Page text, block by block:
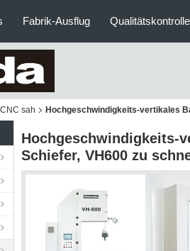
Fabrik-Ausflug Qualitätskontrolle
sah Hochgeschwindigkeits-vertikales
Hochgeschwindigkeits-
Schiefer, VH600 zu